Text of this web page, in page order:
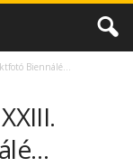
Biennálé…